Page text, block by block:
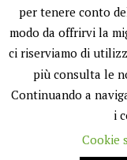
EASYNEWS24 È UN
per tenere conto
modo da offrirvi la
ci riserviamo di
più consulta le
Continuando a
i
Cookie